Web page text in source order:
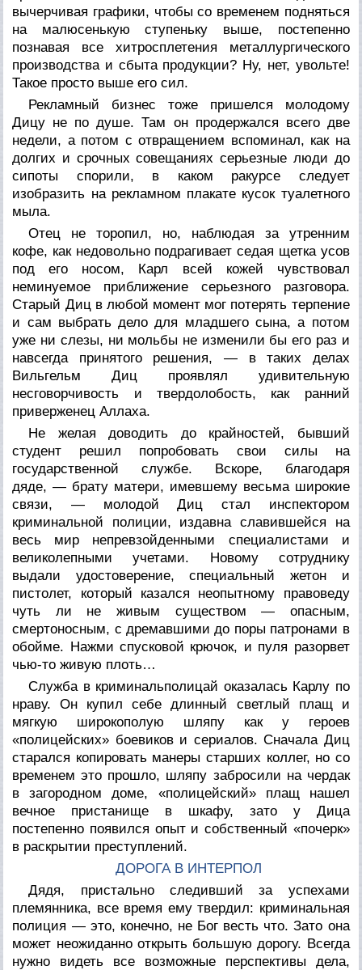
вычерчивая графики, чтобы со временем подняться
на малюсенькую ступеньку выше, постепенно
познавая все хитросплетения металлургического
производства и сбыта продукции? Ну, нет, увольте!
Такое просто выше его сил.
Рекламный бизнес тоже пришелся молодому
Дицу не по душе. Там он продержался всего две
недели, а потом с отвращением вспоминал, как на
долгих и срочных совещаниях серьезные люди до
сипоты спорили, в каком ракурсе следует
изобразить на рекламном плакате кусок туалетного
мыла.
Отец не торопил, но, наблюдая за утренним
кофе, как недовольно подрагивает седая щетка усов
под его носом, Карл всей кожей чувствовал
неминуемое приближение серьезного разговора.
Старый Диц в любой момент мог потерять терпение
и сам выбрать дело для младшего сына, а потом
уже ни слезы, ни мольбы не изменили бы его раз и
навсегда принятого решения, — в таких делах
Вильгельм Диц проявлял удивительную
несговорчивость и твердолобость, как ранний
приверженец Аллаха.
Не желая доводить до крайностей, бывший
студент решил попробовать свои силы на
государственной службе. Вскоре, благодаря
дяде, — брату матери, имевшему весьма широкие
связи, — молодой Диц стал инспектором
криминальной полиции, издавна славившейся на
весь мир непревзойденными специалистами и
великолепными учетами. Новому сотруднику
выдали удостоверение, специальный жетон и
пистолет, который казался неопытному правоведу
чуть ли не живым существом — опасным,
смертоносным, с дремавшими до поры патронами в
обойме. Нажми спусковой крючок, и пуля разорвет
чью-то живую плоть…
Служба в криминальполицай оказалась Карлу по
нраву. Он купил себе длинный светлый плащ и
мягкую широкополую шляпу как у героев
«полицейских» боевиков и сериалов. Сначала Диц
старался копировать манеры старших коллег, но со
временем это прошло, шляпу забросили на чердак
в загородном доме, «полицейский» плащ нашел
вечное пристанище в шкафу, зато у Дица
постепенно появился опыт и собственный «почерк»
в раскрытии преступлений.
ДОРОГА В ИНТЕРПОЛ
Дядя, пристально следивший за успехами
племянника, все время ему твердил: криминальная
полиция — это, конечно, не Бог весть что. Зато она
может неожиданно открыть большую дорогу. Всегда
нужно видеть все возможные перспективы дела,